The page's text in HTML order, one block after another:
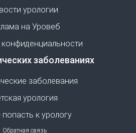
урологии
на Уровеб
конфиденциальности
заболеваниях
заболевания
урология
попасть к урологу
Обратная связь